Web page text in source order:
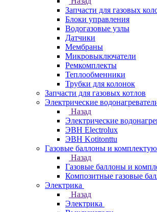
Запчасти для газовых
Блоки управления
Водогазовые узлы
Датчики
Мембраны
Микровыключатели
Ремкомплекты
Теплообменники
Трубки для колонок
Запчасти для газовых котлов
Электрические
Назад
Электрические
ЭВН Electrolux
ЭВН Kotitonttu
Газовые баллоны и
Назад
Газовые баллоны и
Композитные газовые
Электрика
Назад
Электрика